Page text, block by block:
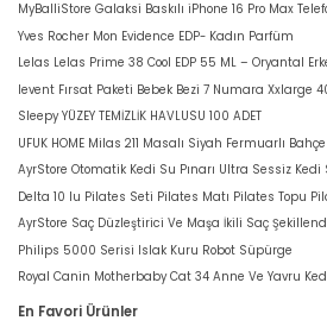
MyBalliStore Galaksi Baskılı iPhone 16 Pro Max
Yves Rocher Mon Evidence EDP- Kadın Parfüm
Lelas Lelas Prime 38 Cool EDP 55 ML – Oryantal
levent Fırsat Paketi Bebek Bezi 7 Numara Xxlarge
Sleepy YÜZEY TEMİZLİK HAVLUSU 100 ADET
UFUK HOME Milas 211 Masalı Siyah Fermuarlı Bahçe
AyrStore Otomatik Kedi Su Pınarı Ultra Sessiz Kedi
Delta 10 lu Pilates Seti Pilates Matı Pilates Topu
AyrStore Saç Düzleştirici Ve Maşa İkili Saç
Philips 5000 Serisi Islak Kuru Robot Süpürge
Royal Canin Motherbaby Cat 34 Anne Ve Yavru
En Favori Ürünler